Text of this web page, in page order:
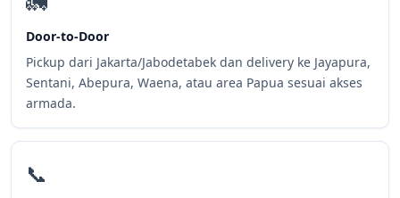
Door-to-Door
Pickup dari Jakarta/Jabodetabek dan delivery ke Jayapura,
Sentani, Abepura, Waena, atau area Papua sesuai akses
armada.
📞